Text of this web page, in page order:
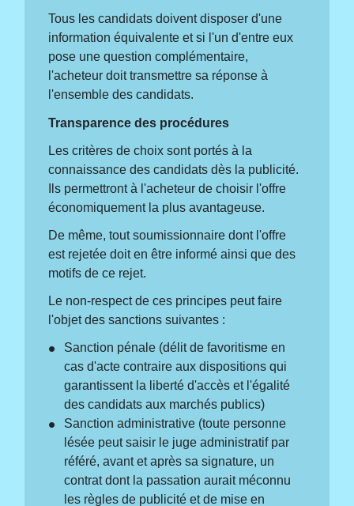
Tous les candidats doivent disposer d'une
information équivalente et si l'un d'entre eux
pose une question complémentaire,
l'acheteur doit transmettre sa réponse à
l'ensemble des candidats.
Transparence des procédures
Les critères de choix sont portés à la
connaissance des candidats dès la publicité.
Ils permettront à l'acheteur de choisir l'offre
économiquement la plus avantageuse.
De même, tout soumissionnaire dont l'offre
est rejetée doit en être informé ainsi que des
motifs de ce rejet.
Le non-respect de ces principes peut faire
l'objet des sanctions suivantes :
Sanction pénale (délit de favoritisme en
cas d'acte contraire aux dispositions qui
garantissent la liberté d'accès et l'égalité
des candidats aux marchés publics)
Sanction administrative (toute personne
lésée peut saisir le juge administratif par
référé, avant et après sa signature, un
contrat dont la passation aurait méconnu
les règles de publicité et de mise en